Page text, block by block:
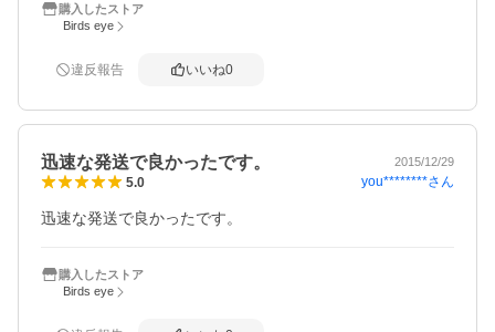
購入したストア
Birds eye
違反報告 いいね0
迅速な発送で良かったです。 2015/12/29
5.0 you********さん
迅速な発送で良かったです。
購入したストア
Birds eye